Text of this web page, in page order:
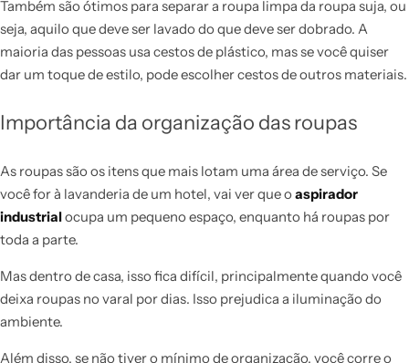
Também são ótimos para separar a roupa limpa da roupa suja, ou
seja, aquilo que deve ser lavado do que deve ser dobrado. A
maioria das pessoas usa cestos de plástico, mas se você quiser
dar um toque de estilo, pode escolher cestos de outros materiais.
Importância da organização das roupas
As roupas são os itens que mais lotam uma área de serviço. Se
você for à lavanderia de um hotel, vai ver que o aspirador
industrialocupa um pequeno espaço, enquanto há roupas por
toda a parte.
Mas dentro de casa, isso fica difícil, principalmente quando você
deixa roupas no varal por dias. Isso prejudica a iluminação do
ambiente.
Além disso, se não tiver o mínimo de organização, você corre o